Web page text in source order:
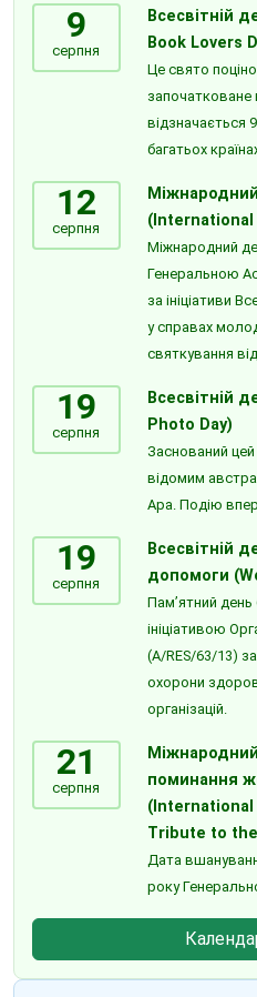
9
серпня
Всесвітній
Book Lovers
Це свято
започатковане
відзначається
багатьох
12
серпня
(International
Міжнародний
Генеральною
за ініціативи
у справах
святкування
19
серпня
Всесвітній
Photo Day)
Заснований
відомим
Ара. Подію
19
серпня
Всесвітній
допомоги
Пам’ятний
ініціативою
(A/RES/63/13) за
охорони
організацій.
21
серпня
поминання
(International
Tribute to
Дата
року